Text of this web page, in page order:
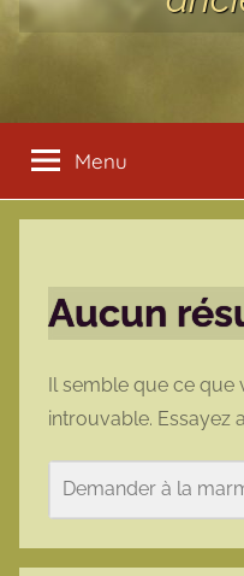
Menu
Aucun
Il semble que ce que
introuvable. Essayez